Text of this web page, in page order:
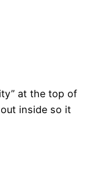
at the top of
inside so it